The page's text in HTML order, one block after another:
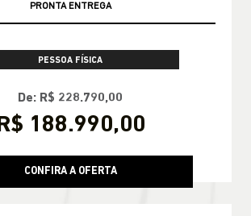
PRONTA ENTREGA
PESSOA FÍSICA
De: R$ 228.790,00
R$ 188.990,00
CONFIRA A OFERTA